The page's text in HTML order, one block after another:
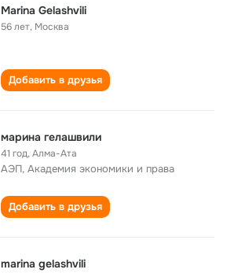
Marina Gelashvili
56 лет, Москва
Добавить в друзья
марина гелашвили
41 год,Алма-Ата
АЭП, Академия экономики и права
Добавить в друзья
marina gelashvili